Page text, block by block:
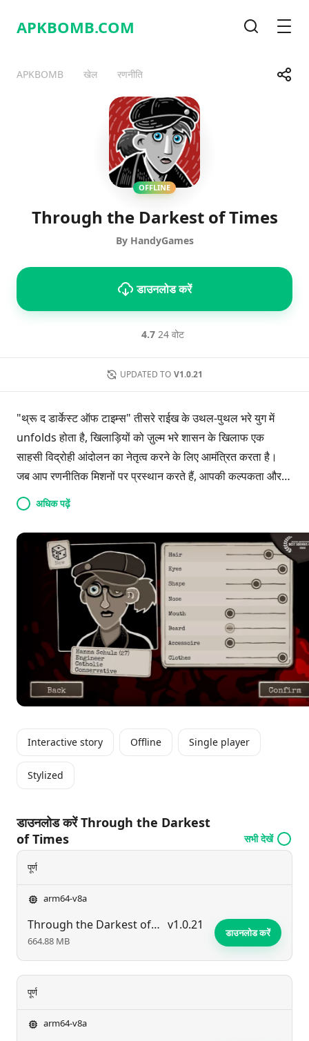
APKBOMB.COM
APKBOMB खेल रणनीति साझा
TelegramFacebook
OFFLINE
Through the Darkest of Times
By HandyGames
डाउनलोड करें
4.7 24 वोट
UPDATED TO V1.0.21
"थ्रू द डार्केस्ट ऑफ टाइम्स" तीसरे राईख के उथल-पुथल भरे युग में
unfolds होता है, खिलाड़ियों को ज़ुल्म भरे शासन के खिलाफ एक
साहसी विद्रोही आंदोलन का नेतृत्व करने के लिए आमंत्रित करता है।
जब आप रणनीतिक मिशनों पर प्रस्थान करते हैं, आपकी कल्पकता और
तार्किक सोच सरकार के छिपे रहस्यों को उजागर करने में महत्वपूर्ण होंगे।
संघर्ष के चार अलग-अलग चरणों के माध्यम से मार्गदर्शन करें, साथियों को
भर्ती करें, और प्रतिद्वंद्वियों को चकमा दें जबकि आप तानाशाही के शासन
को समाप्त करने की कोशिश कर रहे हैं। आपका प्रत्येक निर्णय सफलता
या विनाश का परिणाम हो सकता है, आपको अपनी क्षमताओं को विकसित
करने और तानाशाही की परछाइयों के बीच एक उज्जवल भविष्य के लिए
समर्थन जुटाने की चुनौती देगा।
अधिक पढ़ें
Interactive story Offline Single player
Stylized
डाउनलोड करें Through the Darkest
of Times
सभी देखें
पूर्ण
arm64-v8a
Through the Darkest of Times v1.0.21
664.88 MB
डाउनलोड करें
पूर्ण
arm64-v8a